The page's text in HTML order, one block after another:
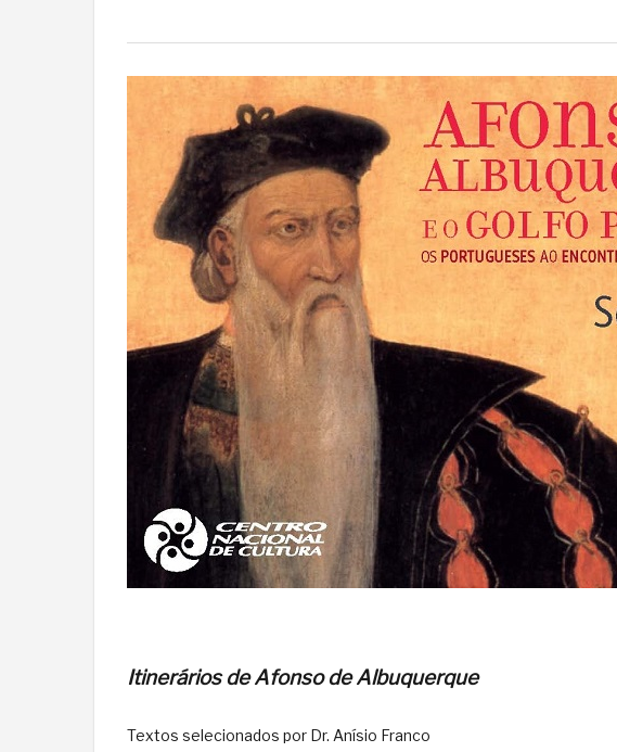
Itinerários de Afonso de Albuquerque
Textos selecionados por Dr. Anísio Franco